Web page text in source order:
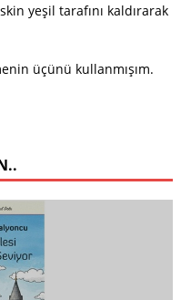
yeşil tarafını kaldırarak
üçünü kullanmışım.